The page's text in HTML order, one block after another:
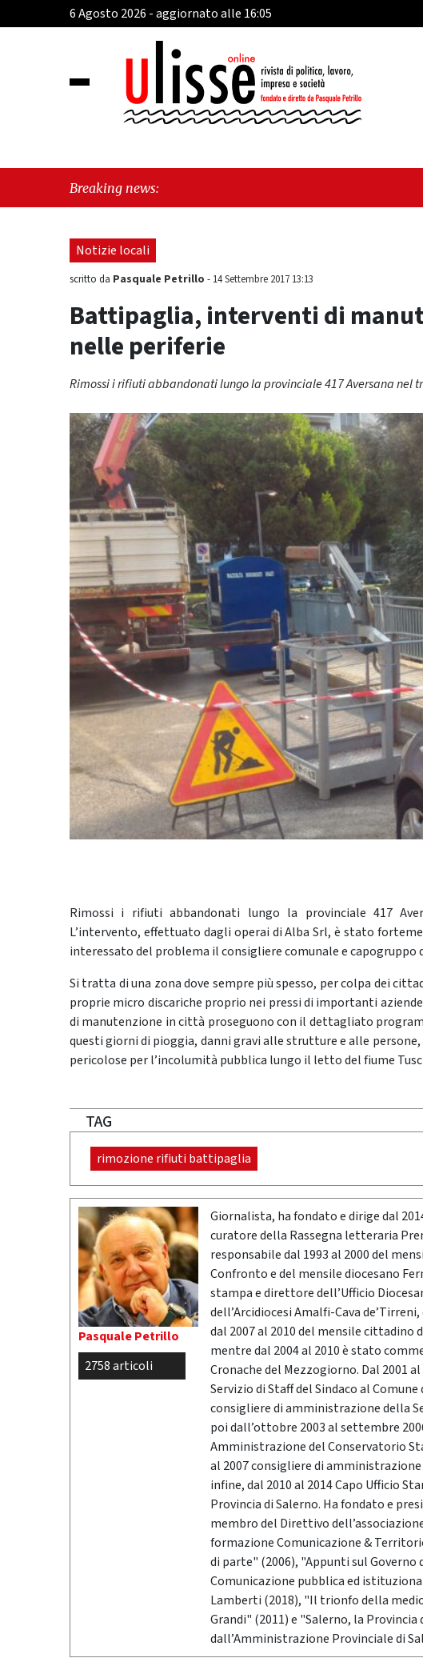
6 Agosto 2026 - aggiornato alle 16:05
Breaking news: "Vietri sul Mare,
il futuro"
Notizie locali
scritto da Pasquale Petrillo - 14 Settembre 2017 13:13
Battipaglia, interventi di
nelle periferie
Rimossi i rifiuti abbandonati lungo la provinciale 417 Aversana nel
Rimossi i rifiuti abbandonati lungo la provinciale 417
L’intervento, effettuato dagli operai di Alba Srl, è stato
interessato del problema il consigliere comunale e capogruppo
Si tratta di una zona dove sempre più spesso, per colpa dei
proprie micro discariche proprio nei pressi di importanti
di manutenzione in città proseguono con il dettagliato
questi giorni di pioggia, danni gravi alle strutture e alle
pericolose per l’incolumità pubblica lungo il letto del fiume
TAG
rimozione rifiuti battipaglia
Pasquale Petrillo
2758 articoli
Giornalista, ha fondato e dirige dal
curatore della Rassegna letteraria
responsabile dal 1993 al 2000 del
Confronto e del mensile diocesano
stampa e direttore dell’Ufficio
dell’Arcidiocesi Amalfi-Cava
dal 2007 al 2010 del mensile cittadino
mentre dal 2004 al 2010 è stato
Cronache del Mezzogiorno. Dal 2001
Servizio di Staff del Sindaco al
consigliere di amministrazione della
poi dall’ottobre 2003 al settembre
Amministrazione del Conservatorio
al 2007 consigliere di amministrazione
infine, dal 2010 al 2014 Capo Ufficio
Provincia di Salerno. Ha fondato e
membro del Direttivo
formazione Comunicazione &
di parte" (2006), "Appunti sul
Comunicazione pubblica ed
Lamberti (2018), "Il trionfo della
Grandi" (2011) e "Salerno, la
dall’Amministrazione Provinciale di